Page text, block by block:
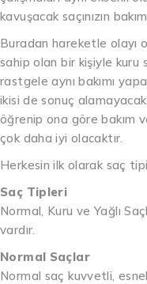
kavuşacak saçınızın
Buradan hareketle olayı
sahip olan bir kişiyle kuru
rastgele aynı bakımı
ikisi de sonuç
öğrenip ona göre bakım
çok daha iyi olacaktır.
Herkesin ilk olarak saç
Saç Tipleri
Normal, Kuru ve Yağlı
vardır.
Normal Saçlar
Normal saç kuvvetli,